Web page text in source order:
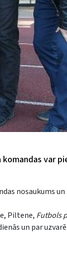
var
nosaukums
Piltene, Futbols
un par